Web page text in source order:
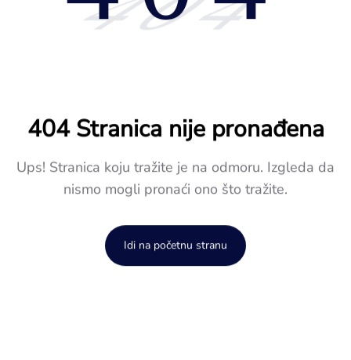
404 Stranica nije pronađena
Ups! Stranica koju tražite je na odmoru. Izgleda da
nismo mogli pronaći ono što tražite.
Idi na početnu stranu